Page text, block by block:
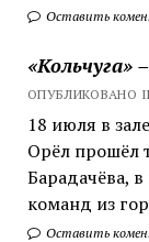
Оставить
«Кольчуга»
ОПУБЛИКОВАНО
18 июля в
Орёл прошёл
Барадачёва,
команд из
Оставить